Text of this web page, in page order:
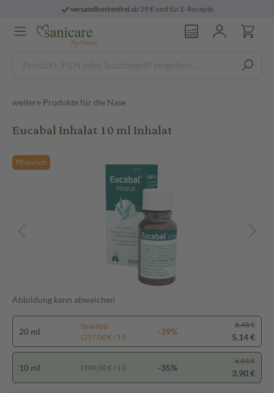
versandkostenfreiab 29 € und für E-Rezepte
weitere Produkte für die Nase
Eucabal Inhalat 10 ml Inhalat
Pflanzlich
Abbildung kann abweichen
20 ml
Spartipp
(257,00 € / 1 l)
-39%
8,48 €
5,14 €
10 ml (390,00 € / 1 l) -35%
6,01 €
3,90 €